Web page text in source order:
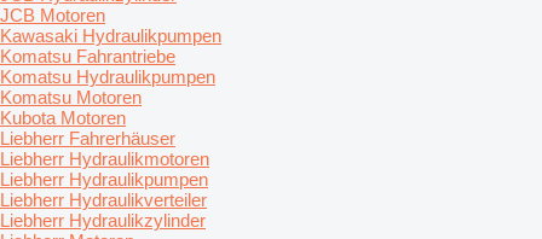
JCB Motoren
Kawasaki Hydraulikpumpen
Komatsu Fahrantriebe
Komatsu Hydraulikpumpen
Komatsu Motoren
Kubota Motoren
Liebherr Fahrerhäuser
Liebherr Hydraulikmotoren
Liebherr Hydraulikpumpen
Liebherr Hydraulikverteiler
Liebherr Hydraulikzylinder